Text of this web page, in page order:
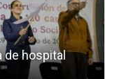
de hospital